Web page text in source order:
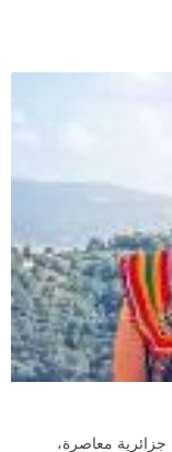
جزائرية معاصرة،